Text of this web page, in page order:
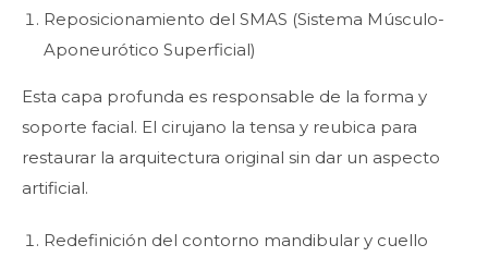
Reposicionamiento del SMAS (Sistema Músculo-
Aponeurótico Superficial)
Esta capa profunda es responsable de la forma y
soporte facial. El cirujano la tensa y reubica para
restaurar la arquitectura original sin dar un aspecto
artificial.
Redefinición del contorno mandibular y cuello